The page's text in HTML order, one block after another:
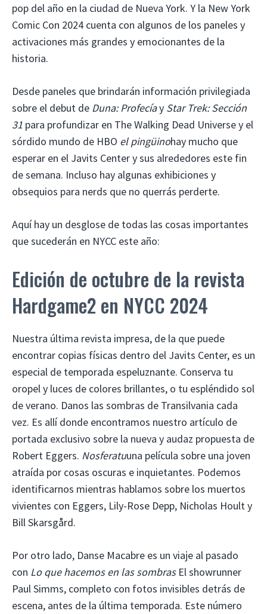
pop del año en la ciudad de Nueva York. Y la New York
Comic Con 2024 cuenta con algunos de los paneles y
activaciones más grandes y emocionantes de la
historia.
Desde paneles que brindarán información privilegiada
sobre el debut de Duna: Profecíay Star Trek: Sección
31 para profundizar en The Walking Dead Universe y el
sórdido mundo de HBO el pingüinohay mucho que
esperar en el Javits Center y sus alrededores este fin
de semana. Incluso hay algunas exhibiciones y
obsequios para nerds que no querrás perderte.
Aquí hay un desglose de todas las cosas importantes
que sucederán en NYCC este año:
Edición de octubre de la revista
Hardgame2 en NYCC 2024
Nuestra última revista impresa, de la que puede
encontrar copias físicas dentro del Javits Center, es un
especial de temporada espeluznante. Conserva tu
oropel y luces de colores brillantes, o tu espléndido sol
de verano. Danos las sombras de Transilvania cada
vez. Es allí donde encontramos nuestro artículo de
portada exclusivo sobre la nueva y audaz propuesta de
Robert Eggers. Nosferatuuna película sobre una joven
atraída por cosas oscuras e inquietantes. Podemos
identificarnos mientras hablamos sobre los muertos
vivientes con Eggers, Lily-Rose Depp, Nicholas Hoult y
Bill Skarsgård.
Por otro lado, Danse Macabre es un viaje al pasado
con Lo que hacemos en las sombrasEl showrunner
Paul Simms, completo con fotos invisibles detrás de
escena, antes de la última temporada. Este número